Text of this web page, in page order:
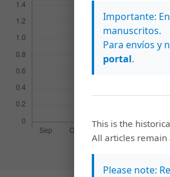
Importante:
manuscritos.
Para envíos y
portal.
This is the
All articles
Please note: